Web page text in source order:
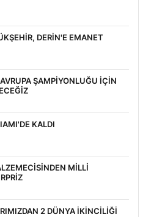
DERİN'E EMANET
ŞAMPİYONLUĞU İÇİN
KALDI
MİLLİ
2 DÜNYA İKİNCİLİĞİ